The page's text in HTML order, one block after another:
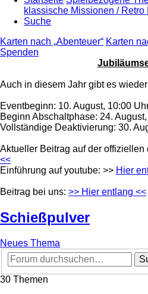
klassische Missionen / Retro
Suche
Karten nach „Abenteuer“ Karten
Spenden
Auch in diesem Jahr gibt es
Eventbeginn: 10. August, 10:00
Beginn Abschaltphase: 24.
Vollständige Deaktivierung: 30.
Aktueller Beitrag auf der offiziellen
<<
Einführung auf youtube: >> Hier
Beitrag bei uns: >> Hier entlang <<
Schießpulver
Neues Thema
30 Themen